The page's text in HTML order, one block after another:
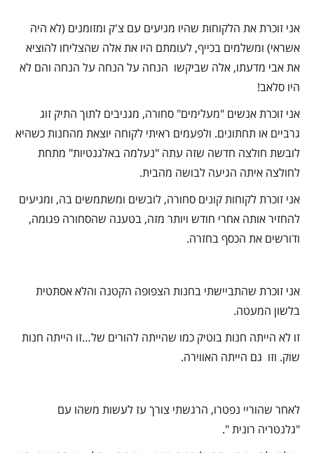
אני זוכרת את הלקוחות שהיו מגיעים עם צ'ק ומזומנים (לא היה
אשראי) ומשלמים בכייף, לעומתם היו את אלה שהצליחו להוציא
את אבי מדעתו, אלה שביקשו הנחה על הנחה על הנחה והם לא
היו סלאב!
אני זוכרת אנשים "מעלימים" סחורה, מגניבים לתוך התיק זוג
גרביים או תחתונים. ולפעמים ראיתי לקוחה יוצאת מהחנות כשהיא
לובשת חולצה חדשה שזה עתה "נעלמה באלגנטיות" מתחת
לחולצה איתה הגיעה לבושה מהבית.
אני זוכרת לקוחות קונים סחורה, לובשים ומשתמשים בה, ומגיעים
להחזיר אותה אחרי חודש ויותר מזה, בטענה שהסחורה פגומה,
ודורשים את הכסף בחזרה.
אני זוכרת שהתביישתי בחנות הצפופה הקטנה והלא אסתטית
בלשון המעטה.
זו לא הייתה חנות בוטיק כמו שהייתה להורים של…זו הייתה חנות
שוק. וזו גם הייתה האווירה.
לאחר שהוריי נפטרו, הרגשתי צורך עז לעשות משהו עם
"גלנטריה רונית ".